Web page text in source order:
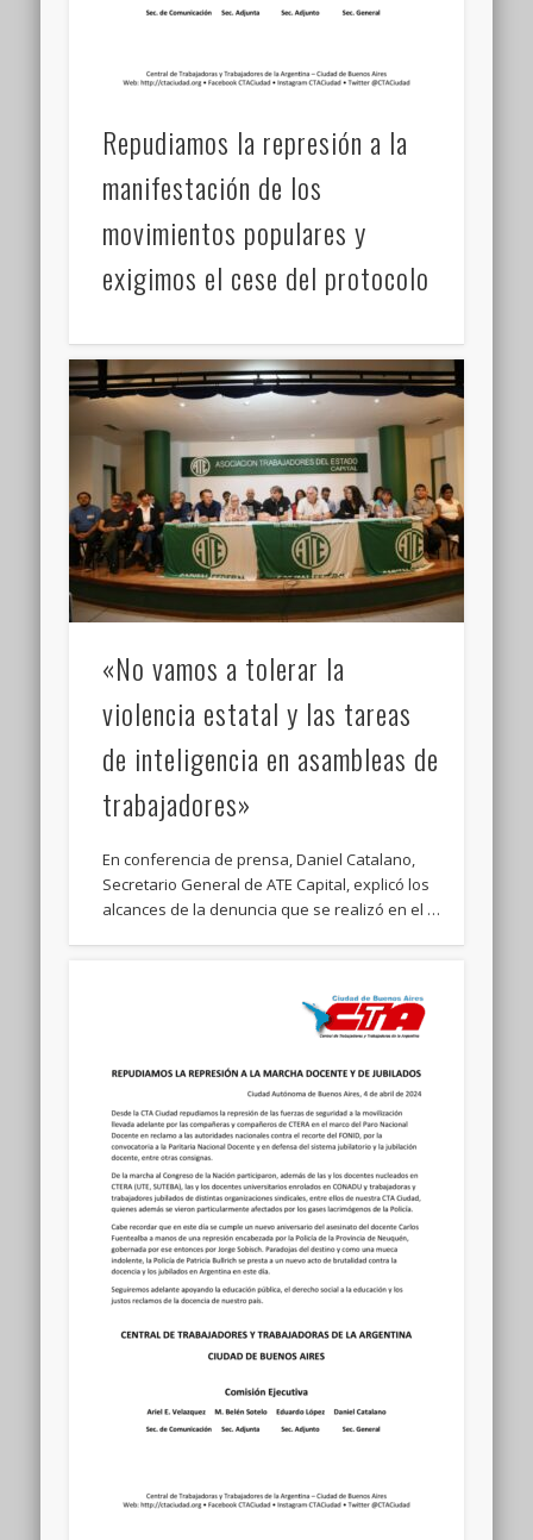
Repudiamos la represión a la
manifestación de los
movimientos populares y
exigimos el cese del protocolo
«No vamos a tolerar la
violencia estatal y las tareas
de inteligencia en asambleas de
trabajadores»
En conferencia de prensa, Daniel Catalano,
Secretario General de ATE Capital, explicó los
alcances de la denuncia que se realizó en el …